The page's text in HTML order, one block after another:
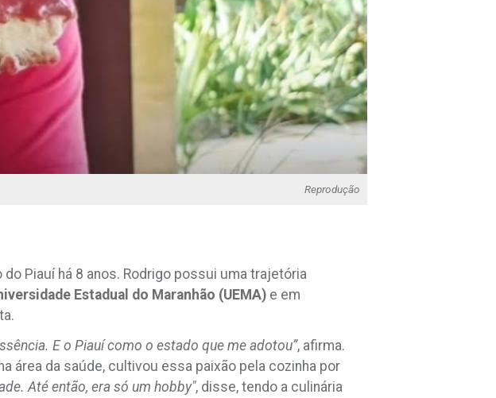
Reprodução
do Piauí há 8 anos. Rodrigo possui uma trajetória
Estadual do Maranhão (UEMA) e em
E o Piauí como o estado que me adotou”, afirma.
área da saúde, cultivou essa paixão pela cozinha por
Até então, era só um hobby", disse, tendo a culinária